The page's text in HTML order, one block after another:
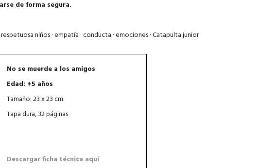
de forma segura.
niños · empatía · conducta · emociones · Catapulta junior
No se muerde a los amigos
Edad: +5 años
Tamaño: 23 x 23 cm
Tapa dura, 32 páginas
Descargar ficha técnica aquí